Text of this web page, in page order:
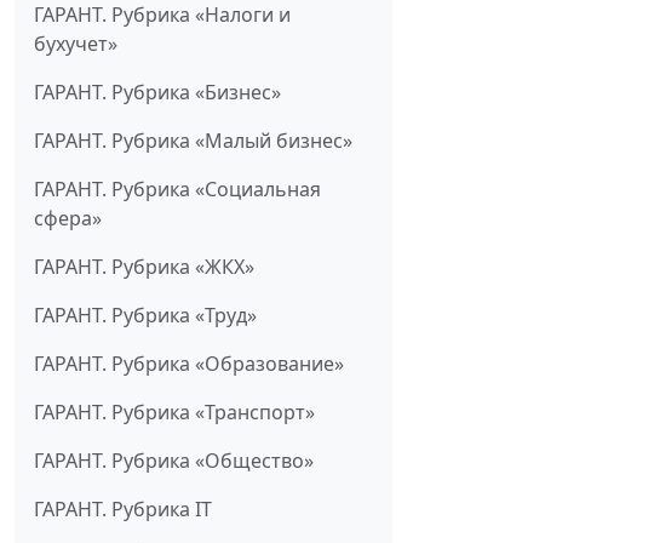
ГАРАНТ. Рубрика «Налоги и
бухучет»
ГАРАНТ. Рубрика «Бизнес»
ГАРАНТ. Рубрика «Малый бизнес»
ГАРАНТ. Рубрика «Социальная
сфера»
ГАРАНТ. Рубрика «ЖКХ»
ГАРАНТ. Рубрика «Труд»
ГАРАНТ. Рубрика «Образование»
ГАРАНТ. Рубрика «Транспорт»
ГАРАНТ. Рубрика «Общество»
ГАРАНТ. Рубрика IT